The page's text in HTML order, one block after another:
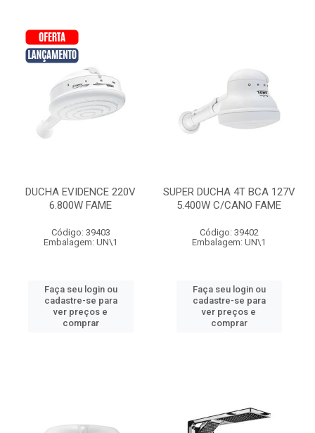
DUCHA EVIDENCE 220V
6.800W FAME
Código: 39403
Embalagem: UN\1
Faça seu login ou
cadastre-se para
ver preços e
comprar
SUPER DUCHA 4T BCA 127V
5.400W C/CANO FAME
Código: 39402
Embalagem: UN\1
Faça seu login ou
cadastre-se para
ver preços e
comprar